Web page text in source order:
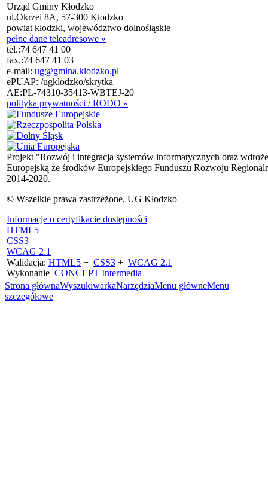
Urząd Gminy Kłodzko
ul.Okrzei 8A, 57-300 Kłodzko
powiat kłodzki, województwo dolnośląskie
pełne dane teleadresowe »
tel.:74 647 41 00
fax.:74 647 41 03
e-mail: ug@gmina.klodzko.pl
ePUAP: /ugklodzko/skrytka
AE:PL-74310-35413-WBTEJ-20
polityka prywatności / RODO »
Projekt "Rozwój i integracja systemów informatycznych oraz
Europejską ze środków Europejskiego Funduszu Rozwoju
2014-2020.
© Wszelkie prawa zastrzeżone, UG Kłodzko
Informacje o certyfikacie dostępności
HTML5
CSS3
WCAG 2.1
Walidacja: HTML5 + CSS3 + WCAG 2.1
Wykonanie CONCEPT Intermedia
Strona głównaWyszukiwarkaNarzędziaMenu główneMenu
szczegółowe